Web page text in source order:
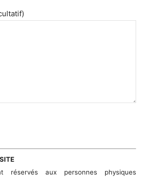
réservés aux personnes physiques